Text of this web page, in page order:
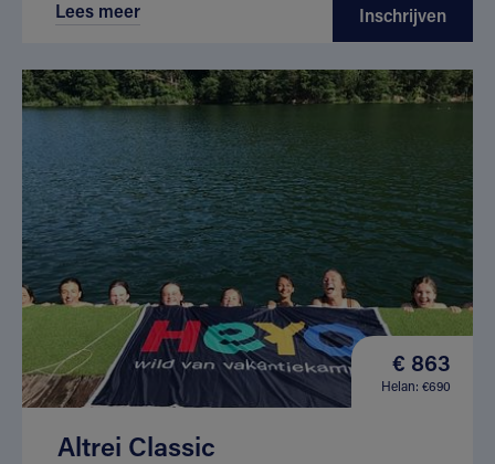
Lees meer Inschrijven
€ 863
Helan: €690
Altrei Classic